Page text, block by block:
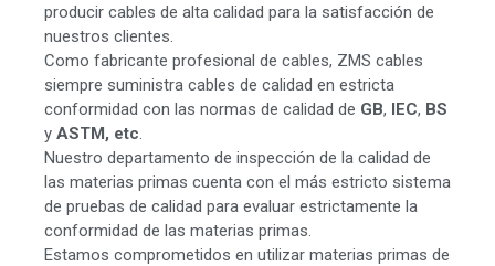
producir cables de alta calidad para la satisfacción de
nuestros clientes.
Como fabricante profesional de cables, ZMS cables
siempre suministra cables de calidad en estricta
conformidad con las normas de calidad de GB, IEC, BS
y ASTM, etc.
Nuestro departamento de inspección de la calidad de
las materias primas cuenta con el más estricto sistema
de pruebas de calidad para evaluar estrictamente la
conformidad de las materias primas.
Estamos comprometidos en utilizar materias primas de